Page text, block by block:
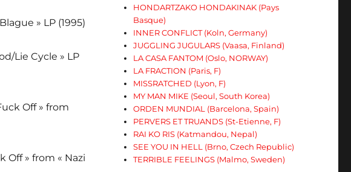
» LP (1995)
Lie Cycle » LP
Off » from
Off » from « Nazi
HONDARTZAKO HONDAKINAK (Pays
Basque)
INNER CONFLICT (Koln, Germany)
JUGGLING JUGULARS (Vaasa, Finland)
LA CASA FANTOM (Oslo, NORWAY)
LA FRACTION (Paris, F)
MISSRATCHED (Lyon, F)
MY MAN MIKE (Seoul, South Korea)
ORDEN MUNDIAL (Barcelona, Spain)
PERVERS ET TRUANDS (St-Etienne, F)
RAI KO RIS (Katmandou, Nepal)
SEE YOU IN HELL (Brno, Czech Republic)
TERRIBLE FEELINGS (Malmo, Sweden)